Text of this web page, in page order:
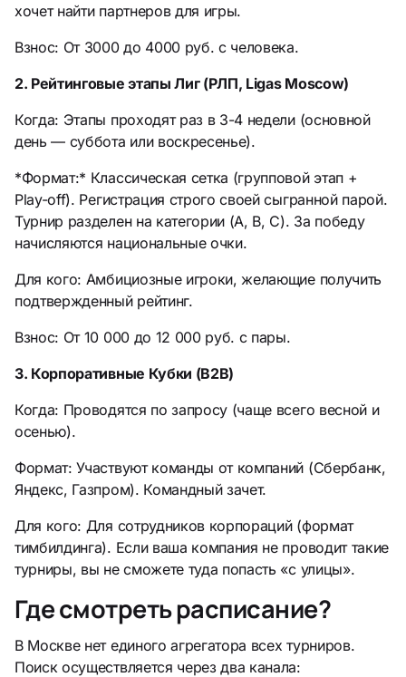
хочет найти партнеров для игры.
Взнос: От 3000 до 4000 руб. с человека.
2. Рейтинговые этапы Лиг (РЛП, Ligas Moscow)
Когда: Этапы проходят раз в 3-4 недели (основной
день — суббота или воскресенье).
*Формат:* Классическая сетка (групповой этап +
Play-off). Регистрация строго своей сыгранной парой.
Турнир разделен на категории (A, B, C). За победу
начисляются национальные очки.
Для кого: Амбициозные игроки, желающие получить
подтвержденный рейтинг.
Взнос: От 10 000 до 12 000 руб. с пары.
3. Корпоративные Кубки (B2B)
Когда: Проводятся по запросу (чаще всего весной и
осенью).
Формат: Участвуют команды от компаний (Сбербанк,
Яндекс, Газпром). Командный зачет.
Для кого: Для сотрудников корпораций (формат
тимбилдинга). Если ваша компания не проводит такие
турниры, вы не сможете туда попасть «с улицы».
Где смотреть расписание?
В Москве нет единого агрегатора всех турниров.
Поиск осуществляется через два канала: